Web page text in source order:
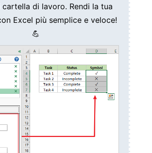
cartella di lavoro. Rendi la tua
Excel più semplice e veloce!
💪